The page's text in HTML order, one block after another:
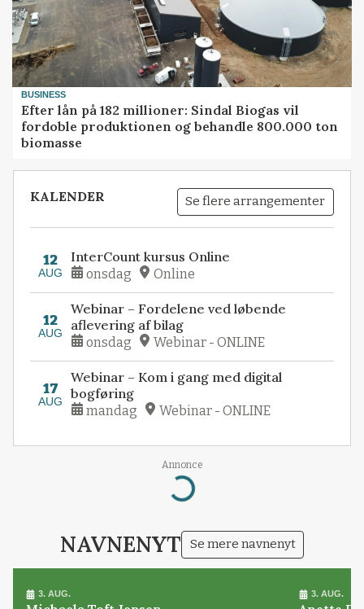
BUSINESS
Efter lån på 182 millioner: Sindal Biogas vil
fordoble produktionen og behandle 800.000 ton
biomasse
KALENDER Se flere arrangementer
12
AUG
InterCount kursus Online
onsdag Online
12
AUG
Webinar – Fordelene ved løbende
aflevering af bilag
onsdag Webinar - ONLINE
17
AUG
Webinar – Kom i gang med digital
bogføring
mandag Webinar - ONLINE
Annonce
Loading...
NAVNENYT Se mere navnenyt
3. AUG. 3. AUG.